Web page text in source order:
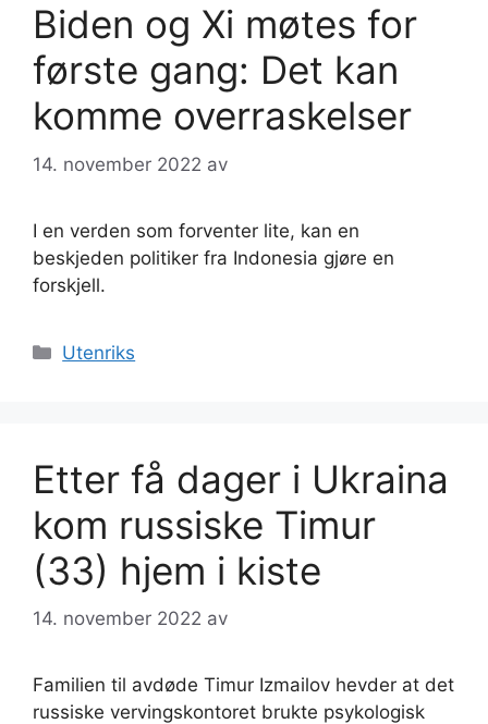
Biden og Xi møtes for
første gang: Det kan
komme overraskelser
14. november 2022 av
I en verden som forventer lite, kan en
beskjeden politiker fra Indonesia gjøre en
forskjell.
Kategorier
Utenriks
Etter få dager i Ukraina
kom russiske Timur
(33) hjem i kiste
14. november 2022 av
Familien til avdøde Timur Izmailov hevder at det
russiske vervingskontoret brukte psykologisk